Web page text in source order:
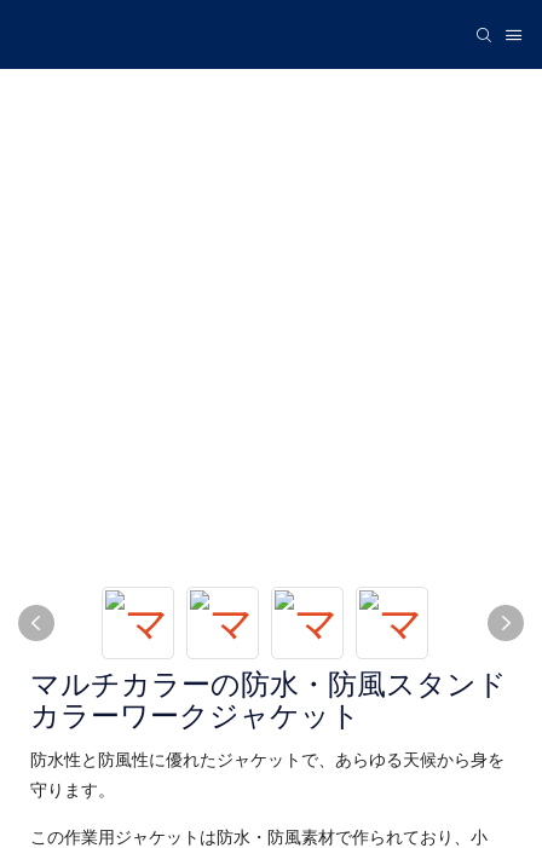
マルチカラーの防水・防風スタンド
カラーワークジャケット
防水性と防風性に優れたジャケットで、あらゆる天候から身を
守ります。
この作業用ジャケットは防水・防風素材で作られており、小